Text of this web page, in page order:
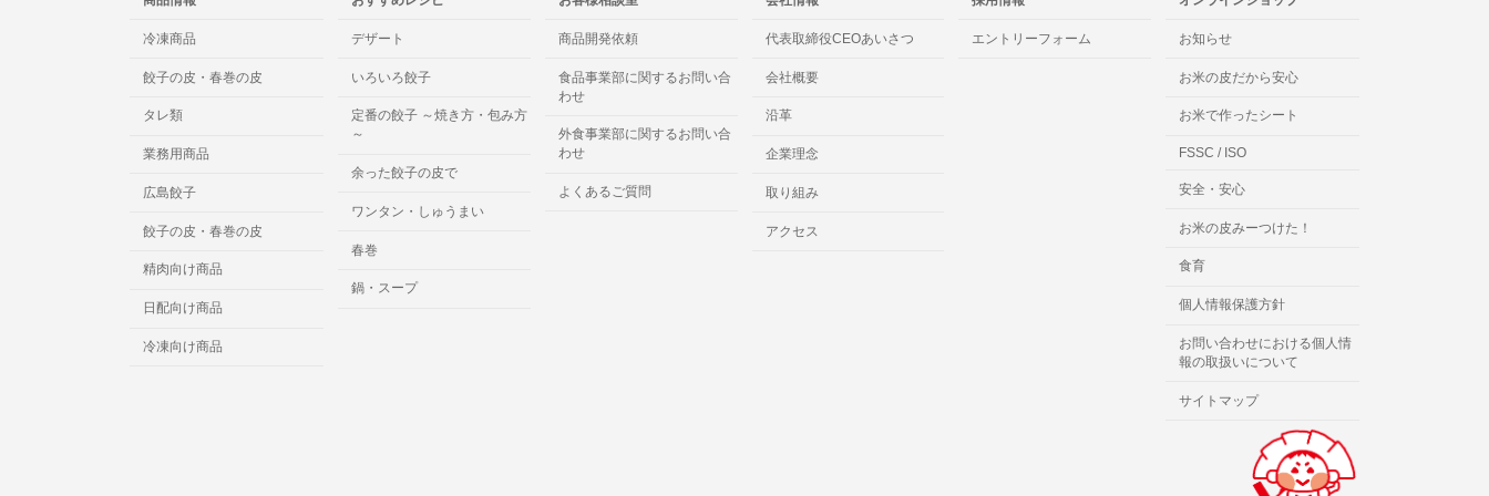
冷凍商品
餃子の皮・春巻の皮
タレ類
業務用商品
広島餃子
餃子の皮・春巻の皮
精肉向け商品
日配向け商品
冷凍向け商品
デザート
いろいろ餃子
定番の餃子 ～焼き方・包み方
～
余った餃子の皮で
ワンタン・しゅうまい
春巻
鍋・スープ
商品開発依頼
食品事業部に関するお問い合
わせ
外食事業部に関するお問い合
わせ
よくあるご質問
代表取締役CEOあいさつ
会社概要
沿革
企業理念
取り組み
アクセス
エントリーフォーム お知らせ
お米の皮だから安心
お米で作ったシート
FSSC / ISO
安全・安心
お米の皮みーつけた！
食育
個人情報保護方針
お問い合わせにおける個人情
報の取扱いについて
サイトマップ